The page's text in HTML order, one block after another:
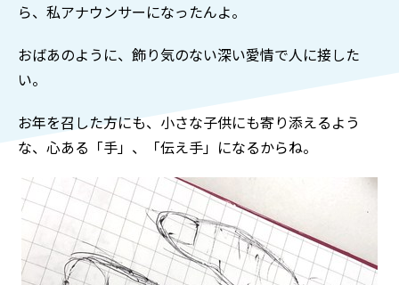
ら、私アナウンサーになったんよ。
おばあのように、飾り気のない深い愛情で人に接した
い。
お年を召した方にも、小さな子供にも寄り添えるよう
な、心ある「手」、「伝え手」になるからね。